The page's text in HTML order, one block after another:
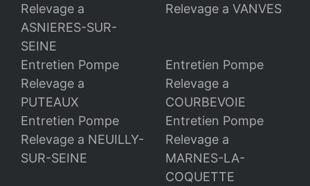
Relevage a
ASNIERES-SUR-
SEINE
Relevage a VANVES
Entretien Pompe
Relevage a
PUTEAUX
Entretien Pompe
Relevage a
COURBEVOIE
Entretien Pompe
Relevage a NEUILLY-
SUR-SEINE
Entretien Pompe
Relevage a
MARNES-LA-
COQUETTE